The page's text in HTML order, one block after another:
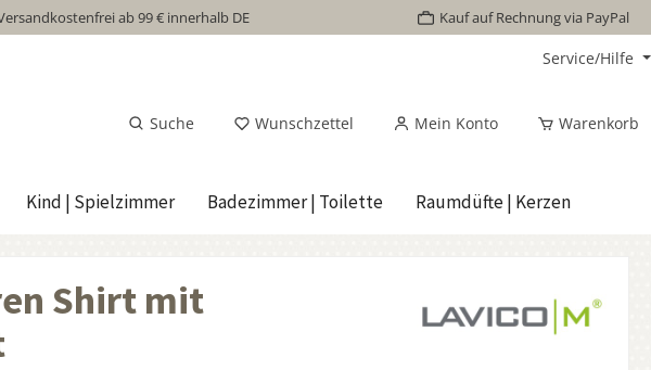
ab 99 € innerhalb DE Kauf auf Rechnung via PayPal
Service/Hilfe
Suche Wunschzettel Mein Konto Warenkorb
Kind | Spielzimmer Badezimmer | Toilette Raumdüfte | Kerzen
Shirt mit